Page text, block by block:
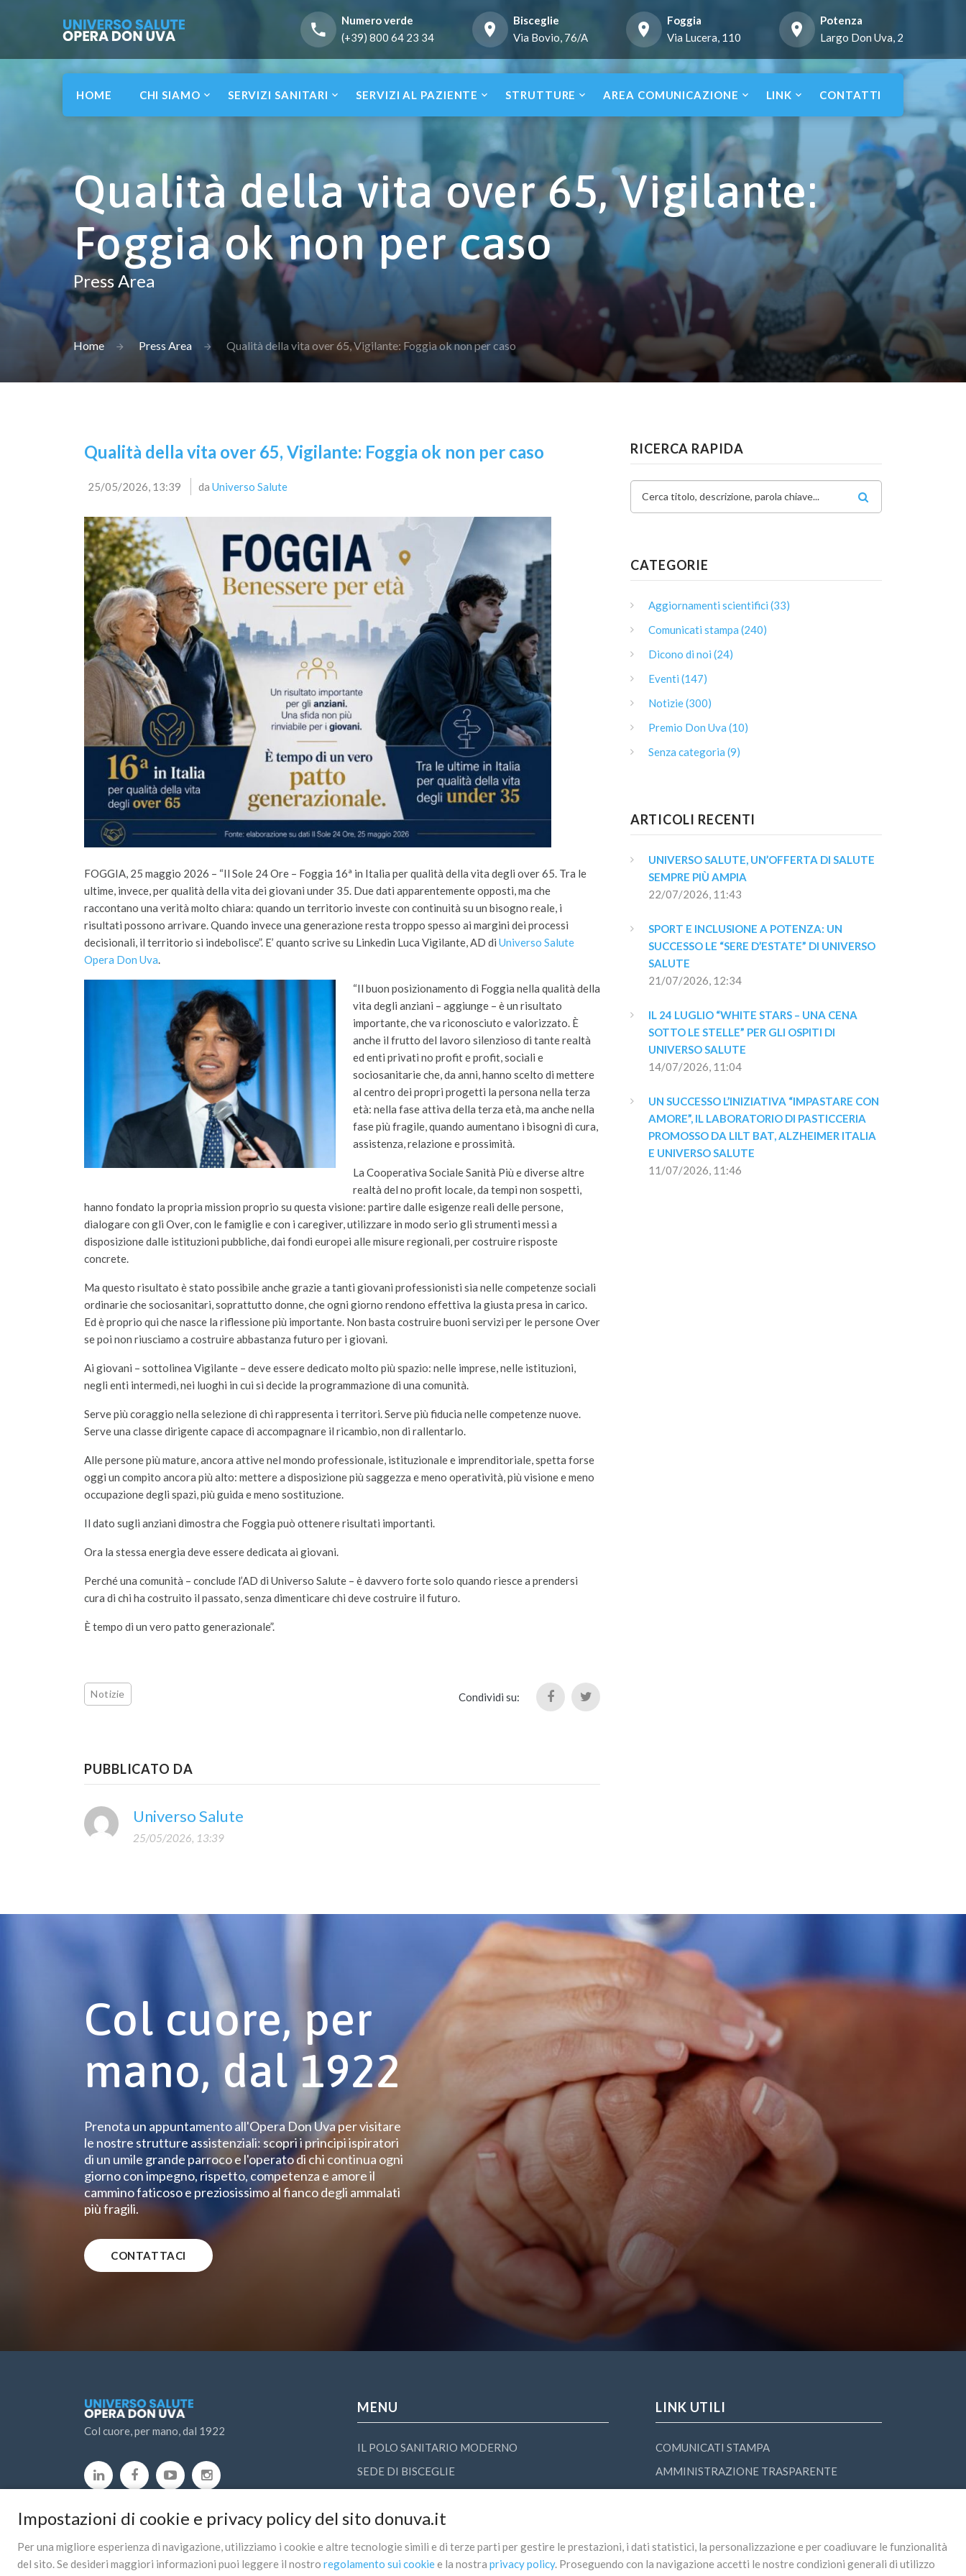
Numero verde
(+39) 800 64 23 34
Bisceglie
Via Bovio, 76/A
Foggia
Via Lucera, 110
Potenza
Largo Don Uva, 2
HOME CHI SIAMO SERVIZI SANITARI SERVIZI AL PAZIENTE STRUTTURE AREA COMUNICAZIONE LINK CONTATTI
Qualità della vita over 65, Vigilante:
Foggia ok non per caso
Press Area
Home Press Area Qualità della vita over 65, Vigilante: Foggia ok non per caso
Qualità della vita over 65, Vigilante: Foggia ok non per caso
25/05/2026, 13:39 da Universo Salute
FOGGIA, 25 maggio 2026 – “Il Sole 24 Ore – Foggia 16ª in Italia per qualità della vita degli over 65. Tra le
ultime, invece, per qualità della vita dei giovani under 35. Due dati apparentemente opposti, ma che
raccontano una verità molto chiara: quando un territorio investe con continuità su un bisogno reale, i
risultati possono arrivare. Quando invece una generazione resta troppo spesso ai margini dei processi
decisionali, il territorio si indebolisce”. E’ quanto scrive su Linkedin Luca Vigilante, AD di Universo Salute
Opera Don Uva
“Il buon posizionamento di Foggia nella qualità della
vita degli anziani – aggiunge – è un risultato
importante, che va riconosciuto e valorizzato. È
anche il frutto del lavoro silenzioso di tante realtà
ed enti privati no profit e profit, sociali e
sociosanitarie che, da anni, hanno scelto di mettere
al centro dei propri progetti la persona nella terza
età: nella fase attiva della terza età, ma anche nella
fase più fragile, quando aumentano i bisogni di cura,
assistenza, relazione e prossimità.
La Cooperativa Sociale Sanità Più e diverse altre
realtà del no profit locale, da tempi non sospetti,
hanno fondato la propria mission proprio su questa visione: partire dalle esigenze reali delle persone,
dialogare con gli Over, con le famiglie e con i caregiver, utilizzare in modo serio gli strumenti messi a
disposizione dalle istituzioni pubbliche, dai fondi europei alle misure regionali, per costruire risposte
concrete.
Ma questo risultato è stato possibile anche grazie a tanti giovani professionisti sia nelle competenze sociali
ordinarie che sociosanitari, soprattutto donne, che ogni giorno rendono effettiva la giusta presa in carico.
Ed è proprio qui che nasce la riflessione più importante. Non basta costruire buoni servizi per le persone Over
se poi non riusciamo a costruire abbastanza futuro per i giovani.
Ai giovani – sottolinea Vigilante – deve essere dedicato molto più spazio: nelle imprese, nelle istituzioni,
negli enti intermedi, nei luoghi in cui si decide la programmazione di una comunità.
Serve più coraggio nella selezione di chi rappresenta i territori. Serve più fiducia nelle competenze nuove.
Serve una classe dirigente capace di accompagnare il ricambio, non di rallentarlo.
Alle persone più mature, ancora attive nel mondo professionale, istituzionale e imprenditoriale, spetta forse
oggi un compito ancora più alto: mettere a disposizione più saggezza e meno operatività, più visione e meno
occupazione degli spazi, più guida e meno sostituzione.
Il dato sugli anziani dimostra che Foggia può ottenere risultati importanti.
Ora la stessa energia deve essere dedicata ai giovani.
Perché una comunità – conclude l’AD di Universo Salute – è davvero forte solo quando riesce a prendersi
cura di chi ha costruito il passato, senza dimenticare chi deve costruire il futuro.
È tempo di un vero patto generazionale”.
Notizie Condividi su:
PUBBLICATO DA
Universo Salute
25/05/2026, 13:39
RICERCA RAPIDA
Cerca titolo, descrizione, parola chiave...
CATEGORIE
Aggiornamenti scientifici (33)
Comunicati stampa (240)
Dicono di noi (24)
Eventi (147)
Notizie (300)
Premio Don Uva (10)
Senza categoria (9)
ARTICOLI RECENTI
UNIVERSO SALUTE, UN’OFFERTA DI SALUTE
SEMPRE PIÙ AMPIA
22/07/2026, 11:43
SPORT E INCLUSIONE A POTENZA: UN
SUCCESSO LE “SERE D’ESTATE” DI UNIVERSO
SALUTE
21/07/2026, 12:34
IL 24 LUGLIO “WHITE STARS – UNA CENA
SOTTO LE STELLE” PER GLI OSPITI DI
UNIVERSO SALUTE
14/07/2026, 11:04
UN SUCCESSO L’INIZIATIVA “IMPASTARE CON
AMORE”, IL LABORATORIO DI PASTICCERIA
PROMOSSO DA LILT BAT, ALZHEIMER ITALIA
E UNIVERSO SALUTE
11/07/2026, 11:46
Col cuore, per
mano, dal 1922
Prenota un appuntamento all'Opera Don Uva per visitare
le nostre strutture assistenziali: scopri i principi ispiratori
di un umile grande parroco e l'operato di chi continua ogni
giorno con impegno, rispetto, competenza e amore il
cammino faticoso e preziosissimo al fianco degli ammalati
più fragili.
CONTATTACI
Impostazioni di cookie e privacy policy del sito donuva.it
Per una migliore esperienza di navigazione, utilizziamo i cookie e altre tecnologie simili e di terze parti per gestire le prestazioni, i dati statistici, la personalizzazione e per coadiuvare le funzionalità
del sito. Se desideri maggiori informazioni puoi leggere il nostro regolamento sui cookiee la nostra privacy policy. Proseguendo con la navigazione accetti le nostre condizioni generali di utilizzo
Col cuore, per mano, dal 1922
MENU
IL POLO SANITARIO MODERNO
SEDE DI BISCEGLIE
SEDE DI POTENZA
CONTATTI
LINK UTILI
COMUNICATI STAMPA
AMMINISTRAZIONE TRASPARENTE